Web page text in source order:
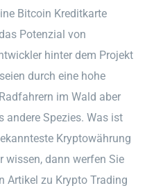
Bitcoin Kreditkarte
Potenzial von
hinter dem Projekt
durch eine hohe
im Wald aber
Spezies. Was ist
Kryptowährung
wissen, dann werfen Sie
Artikel zu Krypto Trading